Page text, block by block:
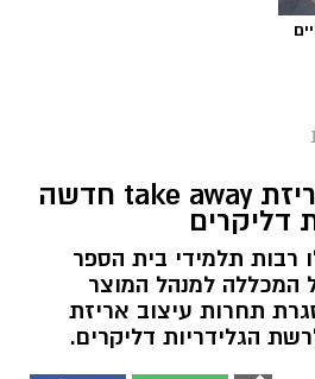
תחרות עיצוב אריזת take away חדשה
דליקרים
רבות תלמידי בית הספר
המכללה למנהל המוצר
תחרות עיצוב אריזת